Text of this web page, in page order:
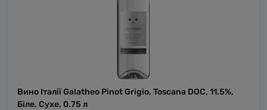
Вино Італії Galatheo Pinot Grigio, Toscana DOC, 11.5%,
Біле, Сухе, 0.75 л